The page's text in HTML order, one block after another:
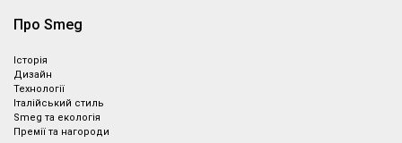
Про Smeg
Історія
Дизайн
Технології
Італійський стиль
Smeg та екологія
Премії та нагороди